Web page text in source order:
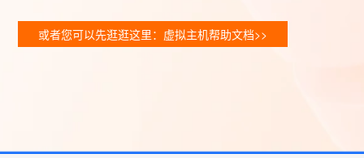
或者您可以先逛逛这里：虚拟主机帮助文档>>